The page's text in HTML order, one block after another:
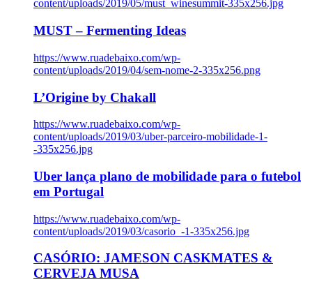
content/uploads/2019/05/must_winesummit-335x256.jpg
MUST – Fermenting Ideas
https://www.ruadebaixo.com/wp-
content/uploads/2019/04/sem-nome-2-335x256.png
L’Origine by Chakall
https://www.ruadebaixo.com/wp-
content/uploads/2019/03/uber-parceiro-mobilidade-1-
-335x256.jpg
Uber lança plano de mobilidade para o futebol
em Portugal
https://www.ruadebaixo.com/wp-
content/uploads/2019/03/casorio_-1-335x256.jpg
CASÓRIO: JAMESON CASKMATES &
CERVEJA MUSA